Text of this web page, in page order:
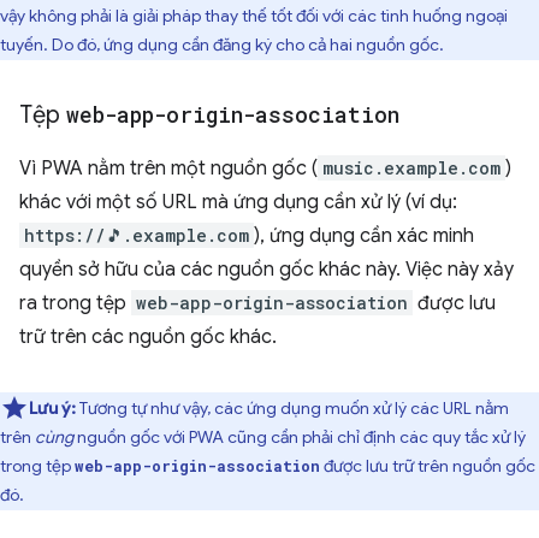
vậy không phải là giải pháp thay thế tốt đối với các tình huống ngoại
tuyến. Do đó, ứng dụng cần đăng ký cho cả hai nguồn gốc.
Tệp web-app-origin-association
Vì PWA nằm trên một nguồn gốc ( music.example.com )
khác với một số URL mà ứng dụng cần xử lý (ví dụ:
https://🎵.example.com ), ứng dụng cần xác minh
quyền sở hữu của các nguồn gốc khác này. Việc này xảy
ra trong tệp web-app-origin-association được lưu
trữ trên các nguồn gốc khác.
Lưu ý:Tương tự như vậy, các ứng dụng muốn xử lý các URL nằm
trên cùngnguồn gốc với PWA cũng cần phải chỉ định các quy tắc xử lý
trong tệpweb-app-origin-association được lưu trữ trên nguồn gốc
đó.